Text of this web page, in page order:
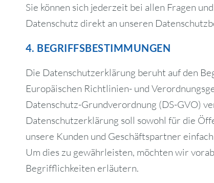
Sie können sich jederzeit bei allen Fragen
Datenschutz direkt an unseren
4. BEGRIFFSBESTIMMUNGEN
Die Datenschutzerklärung beruht auf den
Europäischen Richtlinien- und
Datenschutz-Grundverordnung (DS-GVO)
Datenschutzerklärung soll sowohl für die
unsere Kunden und Geschäftspartner
Um dies zu gewährleisten, möchten wir
Begrifflichkeiten erläutern.